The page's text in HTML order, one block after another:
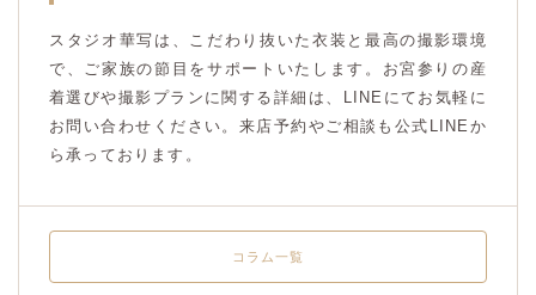
スタジオ華写は、こだわり抜いた衣装と最高の撮影環境
で、ご家族の節目をサポートいたします。お宮参りの産
着選びや撮影プランに関する詳細は、LINEにてお気軽に
お問い合わせください。来店予約やご相談も公式LINEか
ら承っております。
コラム一覧